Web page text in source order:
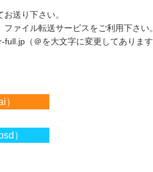
送り下さい。
ァイル転送サービスをご利用下さい。
（＠を大文字に変更してあります
）
）